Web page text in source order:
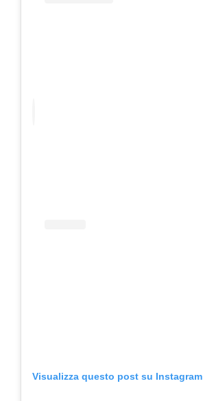
Visualizza questo post su Instagram